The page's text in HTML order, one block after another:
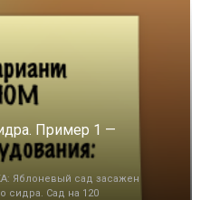
Пример 1 —
Яблоневый сад засажен
сидра. Сад на 120